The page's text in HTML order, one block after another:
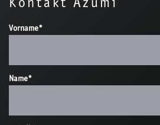
Kontakt Azumi
Vorname*
Name*